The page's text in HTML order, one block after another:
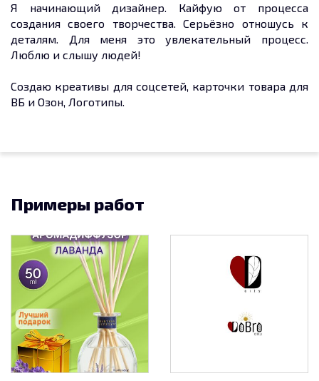
Я начинающий дизайнер. Кайфую от процесса
создания своего творчества. Серьёзно отношусь к
деталям. Для меня это увлекательный процесс.
Люблю и слышу людей!
Создаю креативы для соцсетей, карточки товара для
ВБ и Озон, Логотипы.
Примеры работ